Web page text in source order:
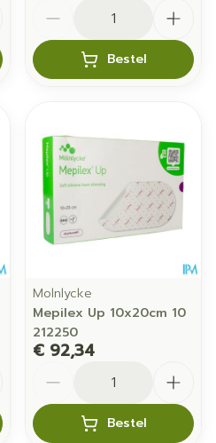
Bestel
Molnlycke
Mepilex Up 10x20cm 10
212250
€ 92,34
Bestel